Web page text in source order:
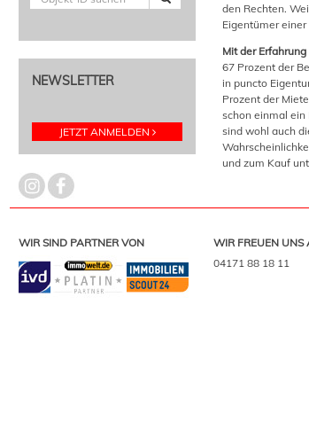
den Rechten.
Eigentümer
Mit der
67 Prozent der
in puncto
Prozent der
schon einmal ein
sind wohl auch
und zum Kauf
NEWSLETTER
JETZT ANMELDEN
WIR SIND PARTNER VON
WIR FREUEN UNS
04171 88 18 11